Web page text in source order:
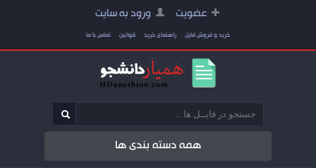
عضویت ورود به سایت
خرید و فروش فایل راهنمای خرید قوانین تماس با ما
همه دسته بندی ها